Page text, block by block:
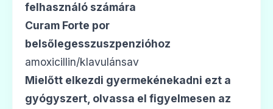
💊
Aktil duo 875 mg/125 mg filmtabletta
Ár: —
felhasználó számára
Curam Forte por
belsőlegesszuszpenzióhoz
amoxicillin/klavulánsav
Mielőtt elkezdi gyermekénekadni ezt a
gyógyszert, olvassa el figyelmesen az